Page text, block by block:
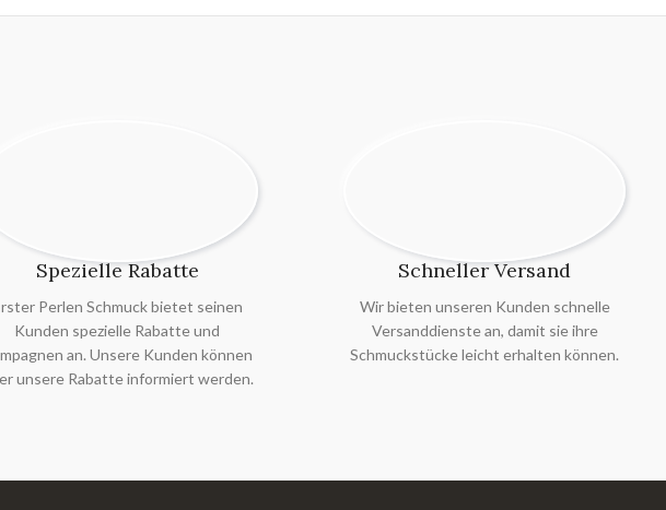
Spezielle Rabatte
Perlen Schmuck bietet seinen
Kunden spezielle Rabatte und
an. Unsere Kunden können
unsere Rabatte informiert werden.
Schneller Versand
Wir bieten unseren Kunden schnelle
Versanddienste an, damit sie ihre
Schmuckstücke leicht erhalten können.